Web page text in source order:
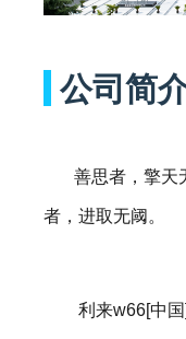
公司简
善思者，擎
者，进取无阈。
利来w66[中国]